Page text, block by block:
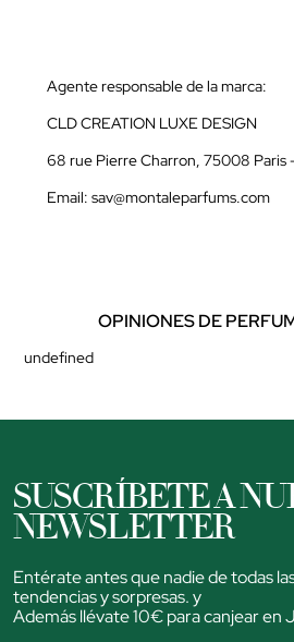
Agente responsable de la marca:
CLD CREATION LUXE DESIGN
68 rue Pierre Charron, 75008 Paris
Email: sav@montaleparfums.com
OPINIONES DE
undefined
SUSCRÍBETE A
NEWSLETTER
Entérate antes que nadie de todas
tendencias y sorpresas. y
Además llévate 10€ para canjear en